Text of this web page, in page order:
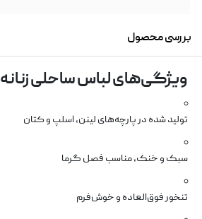
بررسی محصول
ویژگی‌های لباس ساحلی زنانه
تولید شده در پارچه‌های لینن، اسلپ و کتان
سبک و خنک، مناسب فصل گرما
تنخور فوق‌العاده و خوش‌فرم